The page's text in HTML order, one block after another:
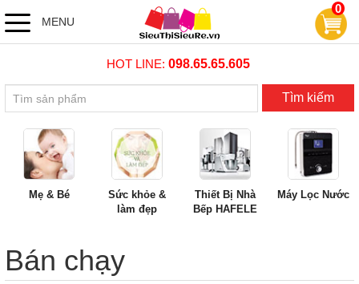
MENU
0
HOT LINE: 098.65.65.605
Tìm kiếm
Mẹ & Bé
Sức khỏe &
làm đẹp
Thiết Bị Nhà
Bếp HAFELE
Máy Lọc Nước
Bán chạy